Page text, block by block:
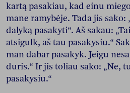
kartą pasakiau, kad einu
mane ramybėje. Tada jis
dalyką pasakyti“. Aš sakau:
atsigulk, aš tau pasakysiu.“
man dabar pasakyk. Jeigu
duris.“ Ir jis toliau sako: „Ne,
pasakysiu.“